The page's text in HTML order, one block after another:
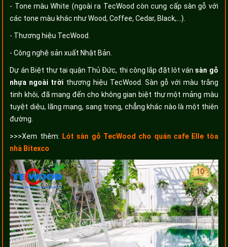
- Tone màu White (ngoài ra TecWood còn cung cấp sàn gỗ với
các tone màu khác như Wood, Coffee, Cedar, Black,...).
- Thương hiệu TecWood.
- Công nghệ sản xuất Nhật Bản.
Dự án Biệt thự tại quận Thủ Đức, thi công lắp đặt lót ván sàn gỗ
nhựa ngoài trời thương hiệu TecWood. Sàn gỗ với màu trắng
tinh khôi, đã mang đến cho không gian biệt thự một mảng màu
tuyệt diệu, lãng mạng, sang trọng, chẳng khác nào là một thiên
đường.
>>>Xem thêm: Lót sàn gỗ TecWood cho quán cafe Elle tòa
nhà Bitexco